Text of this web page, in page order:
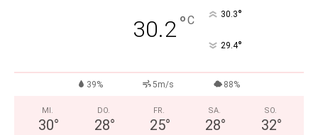
30.2°C 30.3°
29.4°
39% 5m/s 88%
MI.
30°
DO.
28°
FR.
25°
SA.
28°
SO.
32°